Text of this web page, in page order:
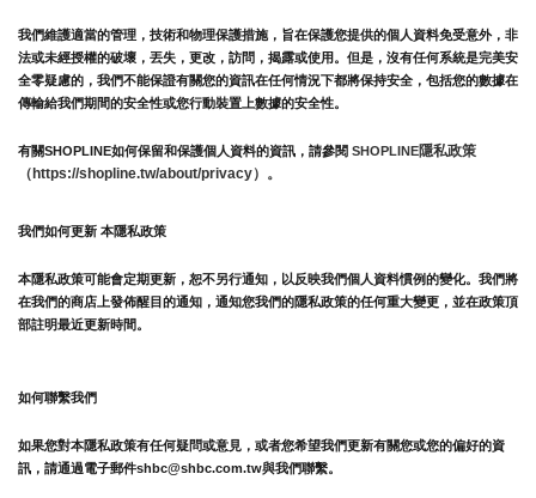
我們維護適當的管理，技術和物理保護措施，旨在保護您提供的個人資料免受意外，非
法或未經授權的破壞，丟失，更改，訪問，揭露或使用。但是，沒有任何系統是完美安
全零疑慮的，我們不能保證有關您的資訊在任何情況下都將保持安全，包括您的數據在
傳輸給我們期間的安全性或您行動裝置上數據的安全性。
有關SHOPLINE如何保留和保護個人資料的資訊，請參閱 SHOPLINE隱私政策
（https://shopline.tw/about/privacy）。
我們如何更新 本隱私政策
本隱私政策可能會定期更新，恕不另行通知，以反映我們個人資料慣例的變化。我們將
在我們的商店上發佈醒目的通知，通知您我們的隱私政策的任何重大變更，並在政策頂
部註明最近更新時間。
如何聯繫我們
如果您對本隱私政策有任何疑問或意見，或者您希望我們更新有關您或您的偏好的資
訊，請通過電子郵件shbc@shbc.com.tw與我們聯繫。